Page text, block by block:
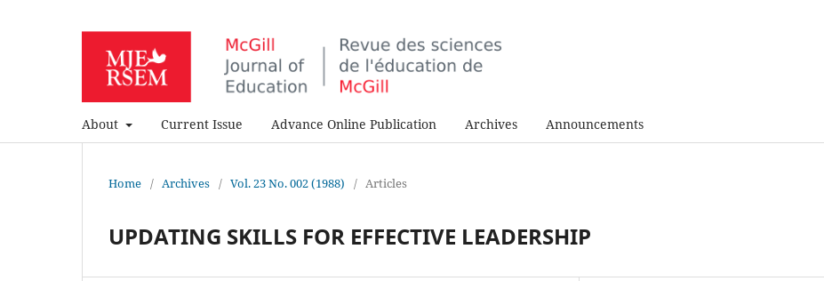
About Current Issue Advance Online Publication Archives Announcements
Home / Archives / Vol. 23 No. 002 (1988) / Articles
UPDATING SKILLS FOR EFFECTIVE LEADERSHIP